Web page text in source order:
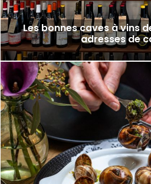
Les bonnes caves à vins
adresses de